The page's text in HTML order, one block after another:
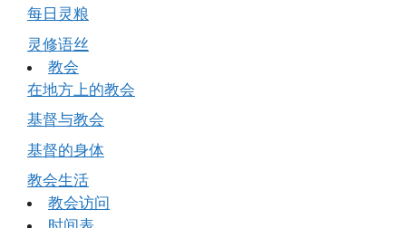
每日灵粮
灵修语丝
教会
在地方上的教会
基督与教会
基督的身体
教会生活
教会访问